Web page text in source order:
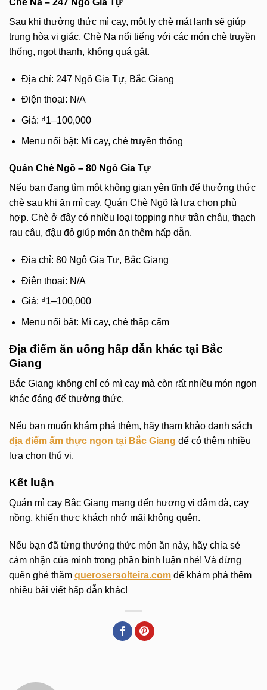
Chè Na – 247 Ngô Gia Tự
Sau khi thưởng thức mì cay, một ly chè mát lạnh sẽ giúp
trung hòa vị giác. Chè Na nổi tiếng với các món chè truyền
thống, ngọt thanh, không quá gắt.
Địa chỉ: 247 Ngô Gia Tự, Bắc Giang
Điện thoại: N/A
Giá: ₫1–100,000
Menu nổi bật: Mì cay, chè truyền thống
Quán Chè Ngõ – 80 Ngô Gia Tự
Nếu bạn đang tìm một không gian yên tĩnh để thưởng thức
chè sau khi ăn mì cay, Quán Chè Ngõ là lựa chọn phù
hợp. Chè ở đây có nhiều loại topping như trân châu, thạch
rau câu, đậu đỏ giúp món ăn thêm hấp dẫn.
Địa chỉ: 80 Ngô Gia Tự, Bắc Giang
Điện thoại: N/A
Giá: ₫1–100,000
Menu nổi bật: Mì cay, chè thập cẩm
Địa điểm ăn uống hấp dẫn khác tại Bắc
Giang
Bắc Giang không chỉ có mì cay mà còn rất nhiều món ngon
khác đáng để thưởng thức.
Nếu bạn muốn khám phá thêm, hãy tham khảo danh sách
địa điểm ẩm thực ngon tại Bắc Giang để có thêm nhiều
lựa chọn thú vị.
Kết luận
Quán mì cay Bắc Giang mang đến hương vị đậm đà, cay
nồng, khiến thực khách nhớ mãi không quên.
Nếu bạn đã từng thưởng thức món ăn này, hãy chia sẻ
cảm nhận của mình trong phần bình luận nhé! Và đừng
quên ghé thăm querosersolteira.com để khám phá thêm
nhiều bài viết hấp dẫn khác!